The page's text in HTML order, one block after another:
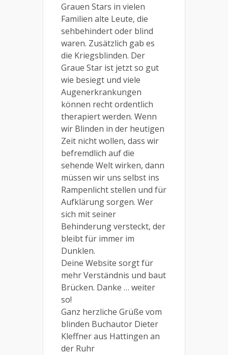
Grauen Stars in vielen
Familien alte Leute, die
sehbehindert oder blind
waren. Zusätzlich gab es
die Kriegsblinden. Der
Graue Star ist jetzt so gut
wie besiegt und viele
Augenerkrankungen
können recht ordentlich
therapiert werden. Wenn
wir Blinden in der heutigen
Zeit nicht wollen, dass wir
befremdlich auf die
sehende Welt wirken, dann
müssen wir uns selbst ins
Rampenlicht stellen und für
Aufklärung sorgen. Wer
sich mit seiner
Behinderung versteckt, der
bleibt für immer im
Dunklen.
Deine Website sorgt für
mehr Verständnis und baut
Brücken. Danke … weiter
so!
Ganz herzliche Grüße vom
blinden Buchautor Dieter
Kleffner aus Hattingen an
der Ruhr